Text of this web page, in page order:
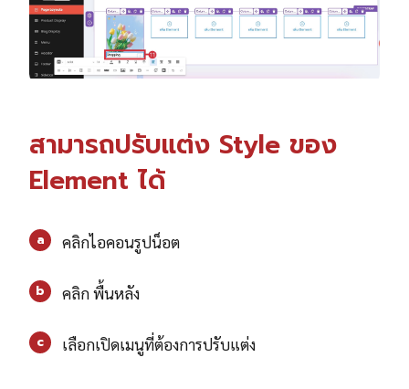
สามารถปรับแต่ง Style ของ
Element ได้
a คลิกไอคอนรูปน็อต
b คลิก พื้นหลัง
c เลือกเปิดเมนูที่ต้องการปรับแต่ง